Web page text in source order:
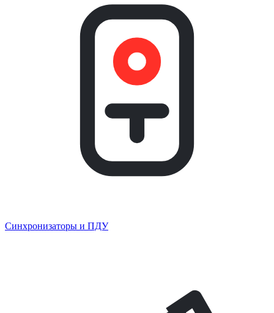
Синхронизаторы и ПДУ